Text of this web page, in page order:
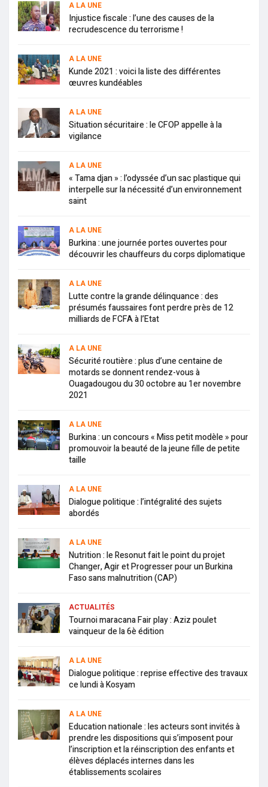
A LA UNE
Injustice fiscale : l’une des causes de la
recrudescence du terrorisme !
A LA UNE
Kunde 2021 : voici la liste des différentes
œuvres kundéables
A LA UNE
Situation sécuritaire : le CFOP appelle à la
vigilance
A LA UNE
« Tama djan » : l’odyssée d’un sac plastique qui
interpelle sur la nécessité d’un environnement
saint
A LA UNE
Burkina : une journée portes ouvertes pour
découvrir les chauffeurs du corps diplomatique
A LA UNE
Lutte contre la grande délinquance : des
présumés faussaires font perdre près de 12
milliards de FCFA à l’Etat
A LA UNE
Sécurité routière : plus d’une centaine de
motards se donnent rendez-vous à
Ouagadougou du 30 octobre au 1er novembre
2021
A LA UNE
Burkina : un concours « Miss petit modèle » pour
promouvoir la beauté de la jeune fille de petite
taille
A LA UNE
Dialogue politique : l’intégralité des sujets
abordés
A LA UNE
Nutrition : le Resonut fait le point du projet
Changer, Agir et Progresser pour un Burkina
Faso sans malnutrition (CAP)
ACTUALITÉS
Tournoi maracana Fair play : Aziz poulet
vainqueur de la 6è édition
A LA UNE
Dialogue politique : reprise effective des travaux
ce lundi à Kosyam
A LA UNE
Education nationale : les acteurs sont invités à
prendre les dispositions qui s’imposent pour
l’inscription et la réinscription des enfants et
élèves déplacés internes dans les
établissements scolaires